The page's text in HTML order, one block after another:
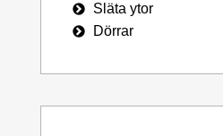
Släta ytor
Dörrar